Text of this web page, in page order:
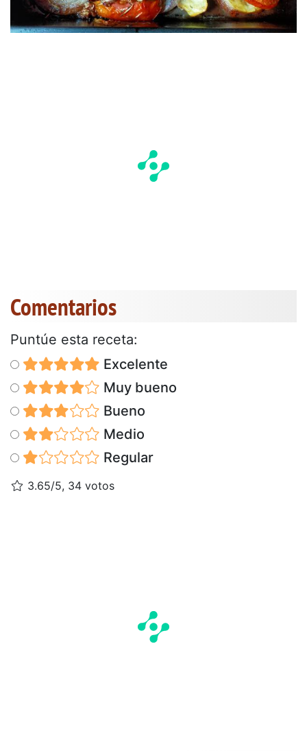
Comentarios
Puntúe esta receta:
Excelente
Muy bueno
Bueno
Medio
Regular
3.65/5, 34 votos